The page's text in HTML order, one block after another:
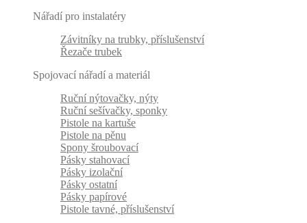
Nářadí pro instalatéry
Závitníky na trubky, příslušenství
Řezače trubek
Spojovací nářadí a materiál
Ruční nýtovačky, nýty
Ruční sešívačky, sponky
Pistole na kartuše
Pistole na pěnu
Spony šroubovací
Pásky stahovací
Pásky izolační
Pásky ostatní
Pásky papírové
Pistole tavné, příslušenství